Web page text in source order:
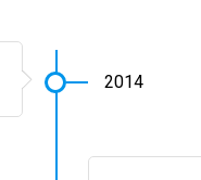
2014